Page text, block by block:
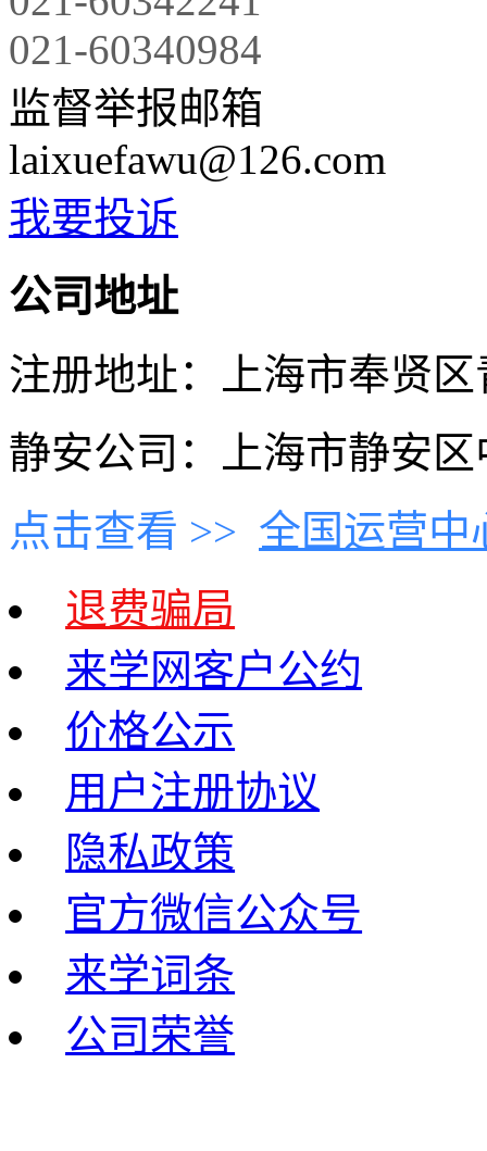
021-60340984
监督举报邮箱
laixuefawu@126.com
我要投诉
公司地址
注册地址：上海市奉贤
静安公司：上海市静安
点击查看 >> 全国运营中
退费骗局
来学网客户公约
价格公示
用户注册协议
隐私政策
官方微信公众号
来学词条
公司荣誉